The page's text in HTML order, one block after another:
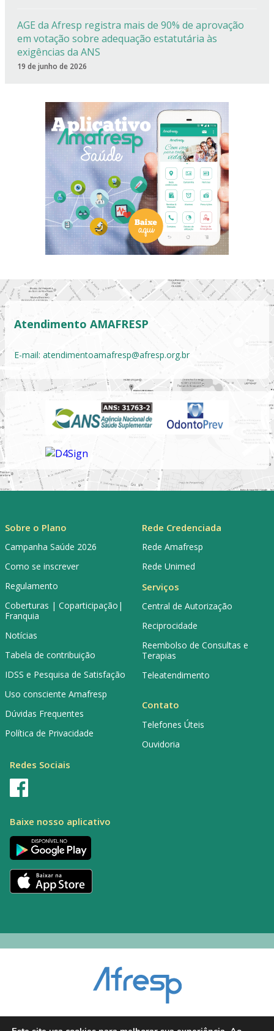
AGE da Afresp registra mais de 90% de aprovação
em votação sobre adequação estatutária às
exigências da ANS
19 de junho de 2026
Atendimento AMAFRESP
E-mail: atendimentoamafresp@afresp.org.br
Sobre o Plano
Campanha Saúde 2026
Como se inscrever
Regulamento
Coberturas | Coparticipação|
Franquia
Notícias
Tabela de contribuição
IDSS e Pesquisa de Satisfação
Uso consciente Amafresp
Dúvidas Frequentes
Política de Privacidade
Rede Credenciada
Rede Amafresp
Rede Unimed
Serviços
Central de Autorização
Reciprocidade
Reembolso de Consultas e
Terapias
Teleatendimento
Contato
Telefones Úteis
Ouvidoria
Redes Sociais
Baixe nosso aplicativo